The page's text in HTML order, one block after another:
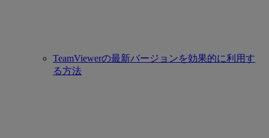
TeamViewerの最新バージョンを効果的に利用す
る方法